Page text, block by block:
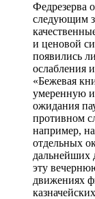
Федрезерва
следующим
и ценовой
появились
ослабления
«Бежевая
умеренную
ожидания
противном
например,
отдельных
дальнейших
эту
движениях